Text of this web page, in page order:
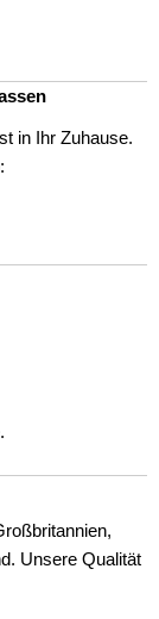
in Ihr Zuhause.
Unsere Qualität